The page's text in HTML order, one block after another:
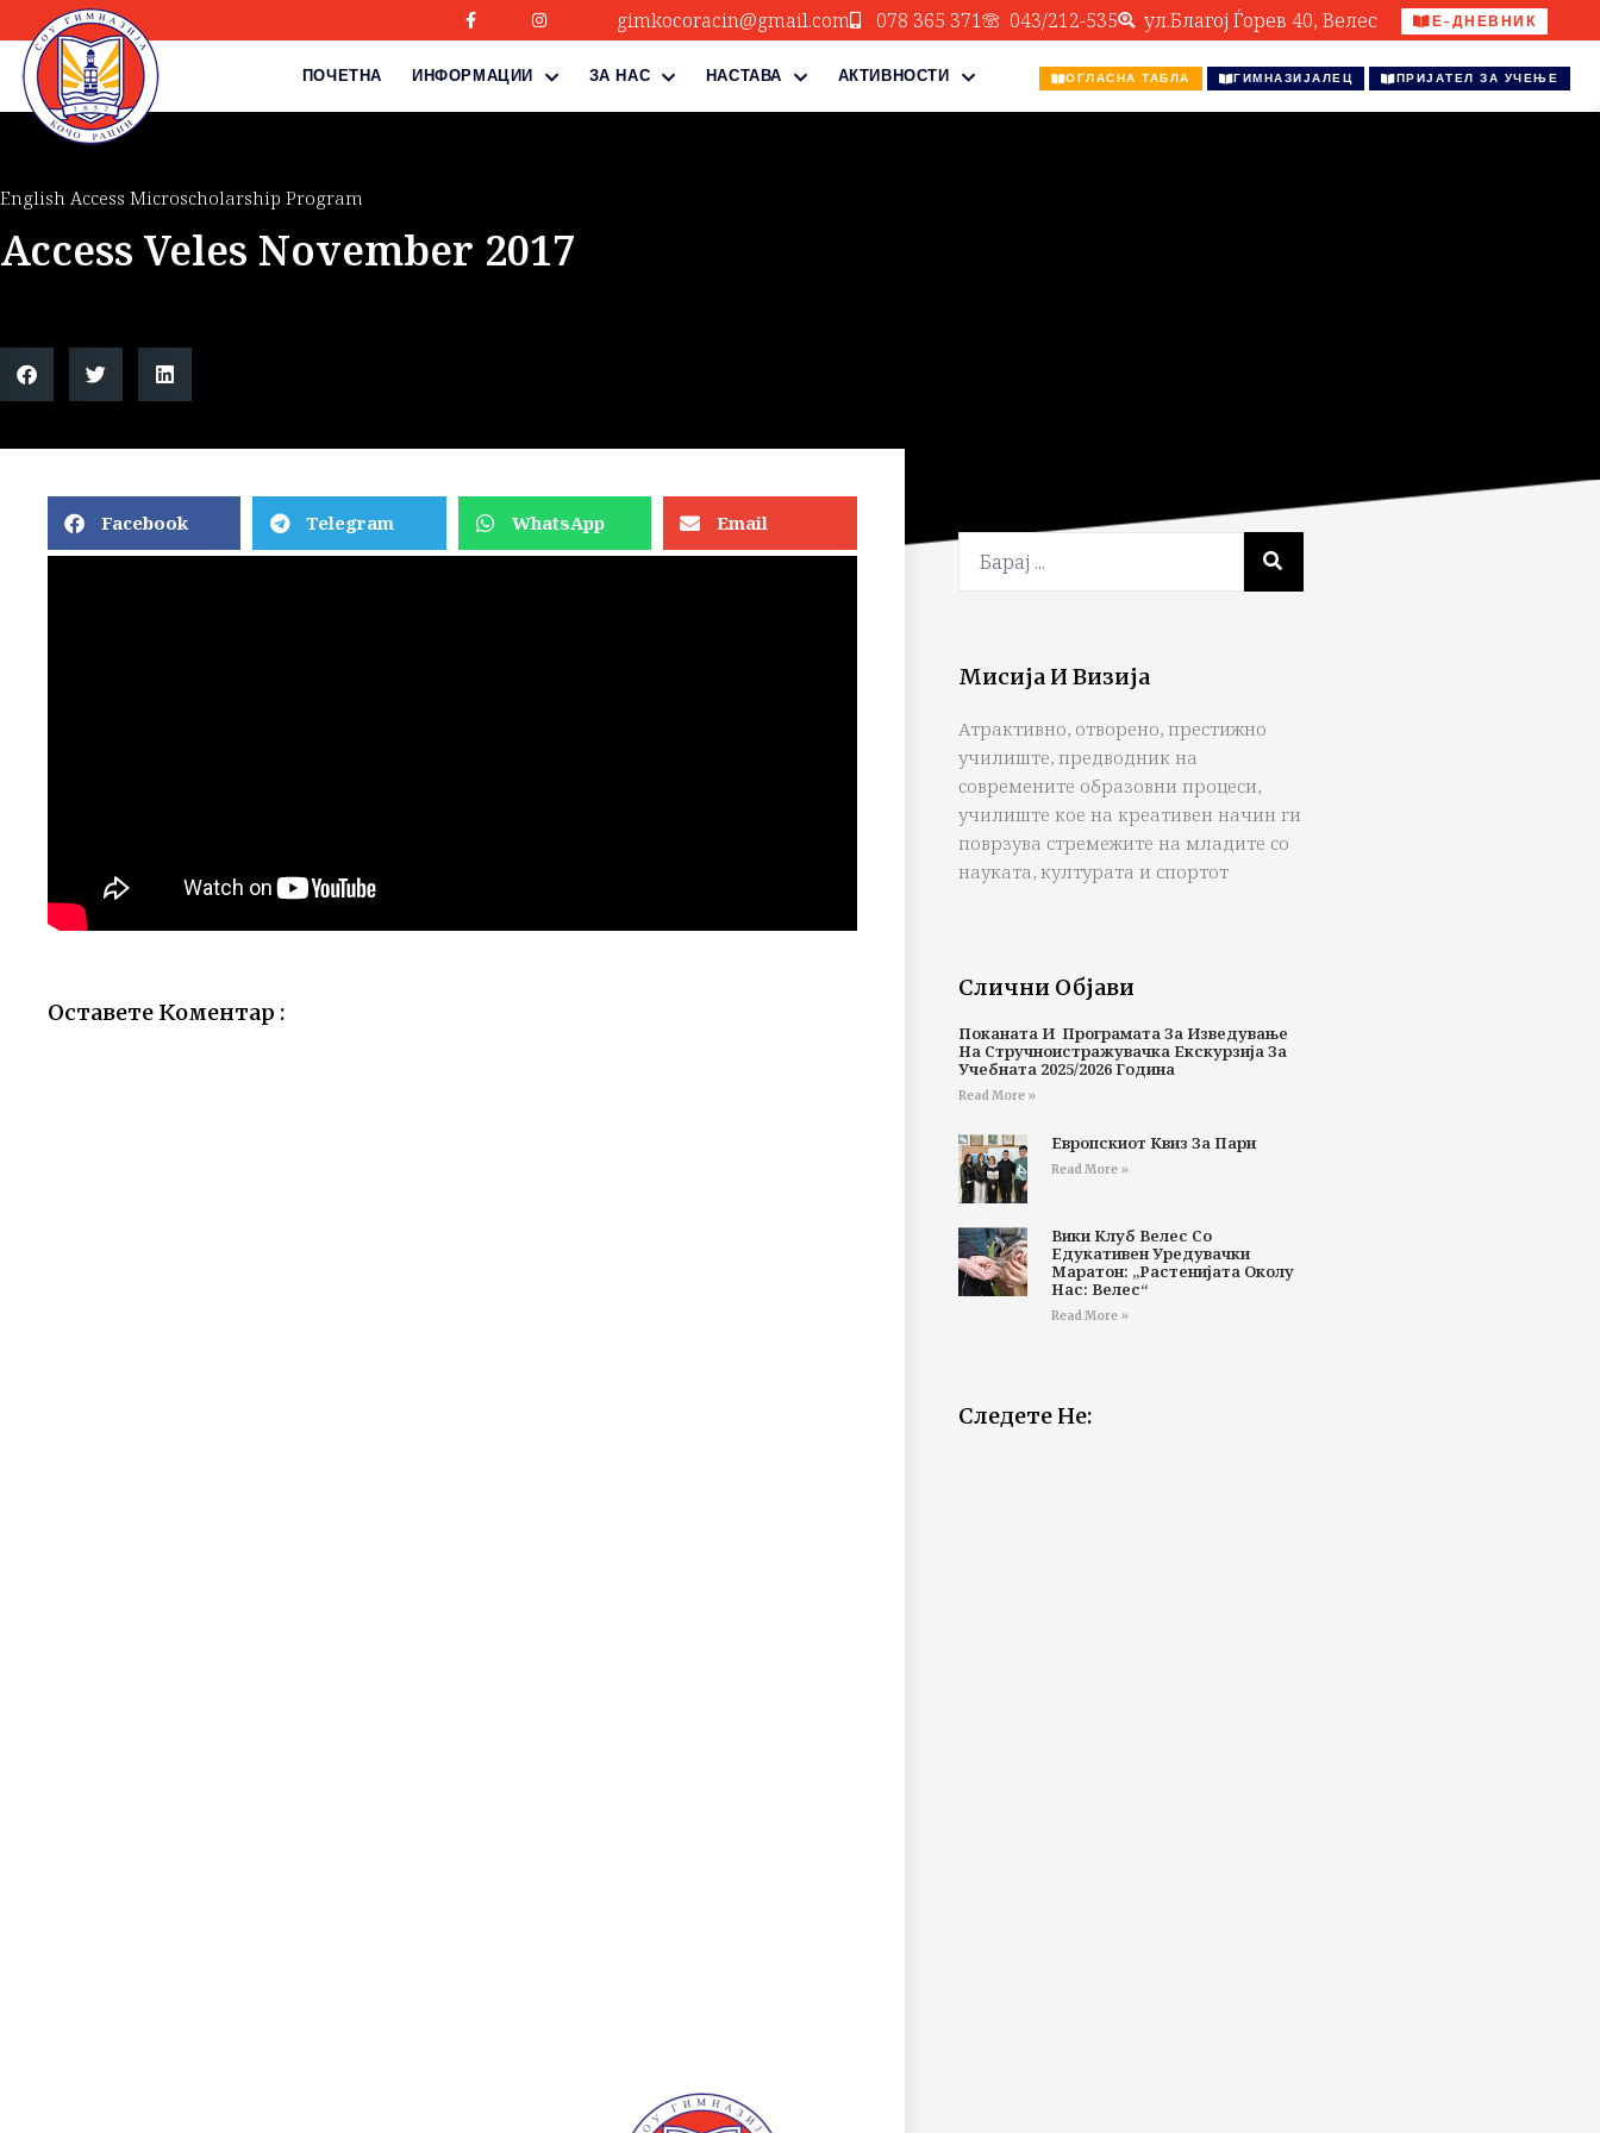
gimkocoracin@gmail.com 078 365 371 043/212-535 ул.Благој Ѓорев 40, Велес Е-ДНЕВНИК
ПОЧЕТНА ИНФОРМАЦИИ ЗА НАС НАСТАВА АКТИВНОСТИ ОГЛАСНА ТАБЛА ГИМНАЗИЈАЛЕЦ ПРИЈАТЕЛ ЗА УЧЕЊЕ
English Access Microscholarship Program
Access Veles November 2017
Facebook Telegram WhatsApp Email
Оставете Коментар :
Мисија И Визија
Атрактивно, отворено, престижно
училиште, предводник на
современите образовни процеси,
училиште кое на креативен начин ги
поврзува стремежите на младите со
науката, културата и спортот
Слични Објави
Поканата И Програмата За Изведување
На Стручноистражувачка Екскурзија За
Учебната 2025/2026 Година
Read More »
Европскиот Квиз За Пари
Read More »
Вики Клуб Велес Со
Едукативен Уредувачки
Маратон: „Растенијата Околу
Нас: Велес“
Read More »
Следете Не: